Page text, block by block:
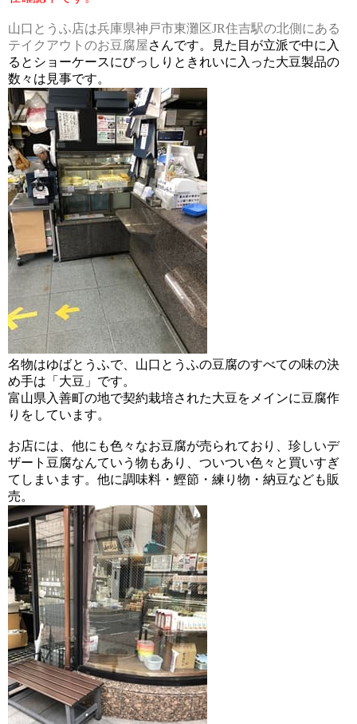
山口とうふ店は兵庫県神戸市東灘区JR住吉駅の北側にある
テイクアウトのお豆腐屋さんです。見た目が立派で中に入
るとショーケースにびっしりときれいに入った大豆製品の
数々は見事です。
名物はゆばとうふで、山口とうふの豆腐のすべての味の決
め手は「大豆」です。
富山県入善町の地で契約栽培された大豆をメインに豆腐作
りをしています。
お店には、他にも色々なお豆腐が売られており、珍しいデ
ザート豆腐なんていう物もあり、ついつい色々と買いすぎ
てしまいます。他に調味料・鰹節・練り物・納豆なども販
売。